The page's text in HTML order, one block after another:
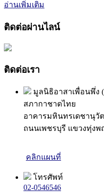
อ่านเพิ่มเติม
ติดต่อผ่านไลน์
ติดต่อเรา
มูลนิธิอาสาเพื่อนพึ่ง
สภากาชาดไทย
อาคารมหินทรเดชานุวัต
ถนนเพชรบุรี แขวงทุ่งพ
คลิกแผนที่
โทรศัพท์
02-0546546